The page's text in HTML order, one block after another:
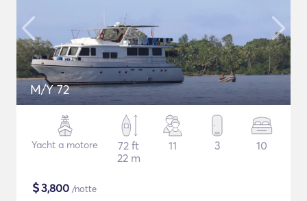
M/Y 72
Yacht a motore
72 ft
22 m
11 3 10
$3,800 /notte